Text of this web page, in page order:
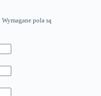
Wymagane pola są